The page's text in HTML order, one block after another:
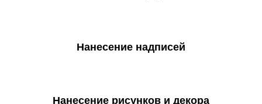
Нанесение надписей
Нанесение рисунков и декора